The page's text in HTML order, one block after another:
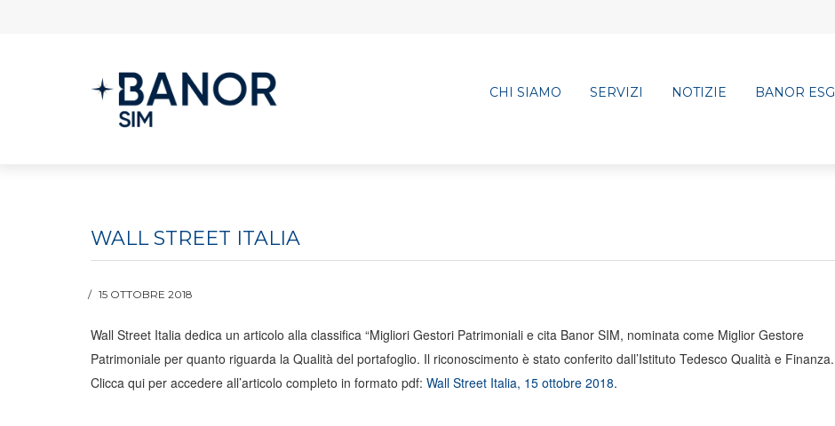
CHI SIAMO SERVIZI NOTIZIE BANOR ESG
WALL STREET ITALIA
15 OTTOBRE 2018
Wall Street Italia dedica un articolo alla classifica “Migliori Gestori Patrimoniali e cita Banor SIM, nominata come Miglior Gestore
Patrimoniale per quanto riguarda la Qualità del portafoglio. Il riconoscimento è stato conferito dall’Istituto Tedesco Qualità e Finanza.
Clicca qui per accedere all’articolo completo in formato pdf: Wall Street Italia, 15 ottobre 2018.